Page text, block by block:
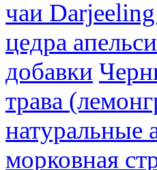
чаи
цедра
добавки
трава
натуральные
морковная